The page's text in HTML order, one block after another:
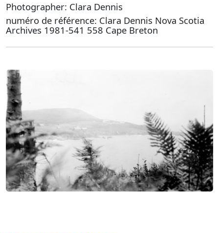
Photographer: Clara Dennis
numéro de référence: Clara Dennis Nova Scotia
Archives 1981-541 558 Cape Breton